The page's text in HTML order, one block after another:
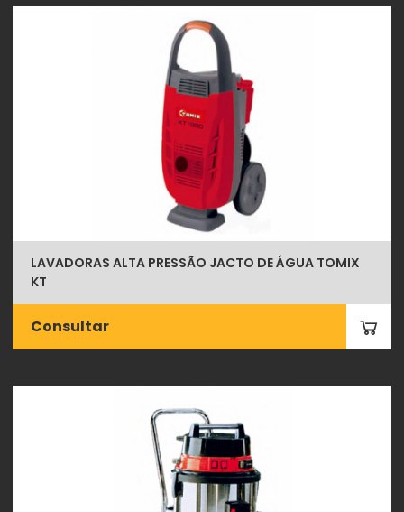
LAVADORAS ALTA PRESSÃO JACTO DE ÁGUA TOMIX
KT
Consultar